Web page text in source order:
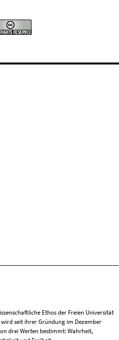
Ethos der Freien Universität
seit ihrer Gründung im Dezember
drei Werten bestimmt: Wahrheit,